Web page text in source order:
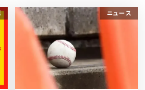
ニュース